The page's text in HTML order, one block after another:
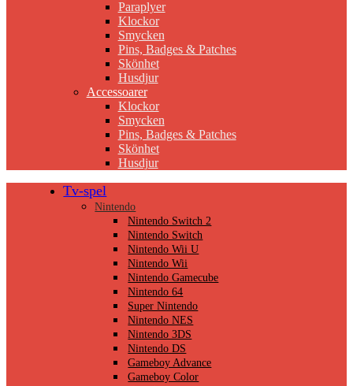
Paraplyer
Klockor
Smycken
Pins, Badges & Patches
Skönhet
Husdjur
Accessoarer
Klockor
Smycken
Pins, Badges & Patches
Skönhet
Husdjur
Tv-spel
Nintendo
Nintendo Switch 2
Nintendo Switch
Nintendo Wii U
Nintendo Wii
Nintendo Gamecube
Nintendo 64
Super Nintendo
Nintendo NES
Nintendo 3DS
Nintendo DS
Gameboy Advance
Gameboy Color